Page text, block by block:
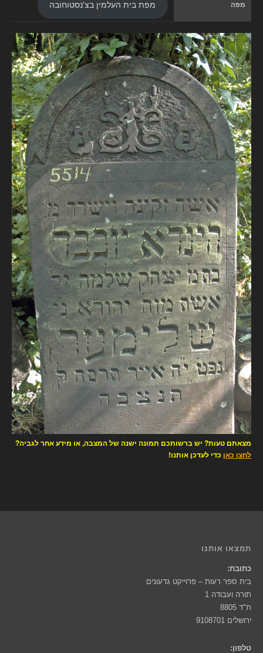
מפה מפת בית העלמין בצ'נסטוחובה
מצאתם טעות? יש ברשותכם תמונה ישנה של המצבה, או מידע אחר לגביה?
לחצו כאן כדי לעדכן אותנו!
תמצאו אותנו
כתובת:
בית ספר רעות – פרוייקט גדעונים
תורה ועבודה 1
ת"ד 8805
ירושלים 9108701
טלפון: